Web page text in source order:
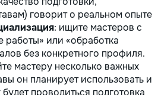
говорит о реальном опыте
: ищите мастеров с
работы» или «обработка
без конкретного профиля.
мастеру несколько важных
он планирует использовать и